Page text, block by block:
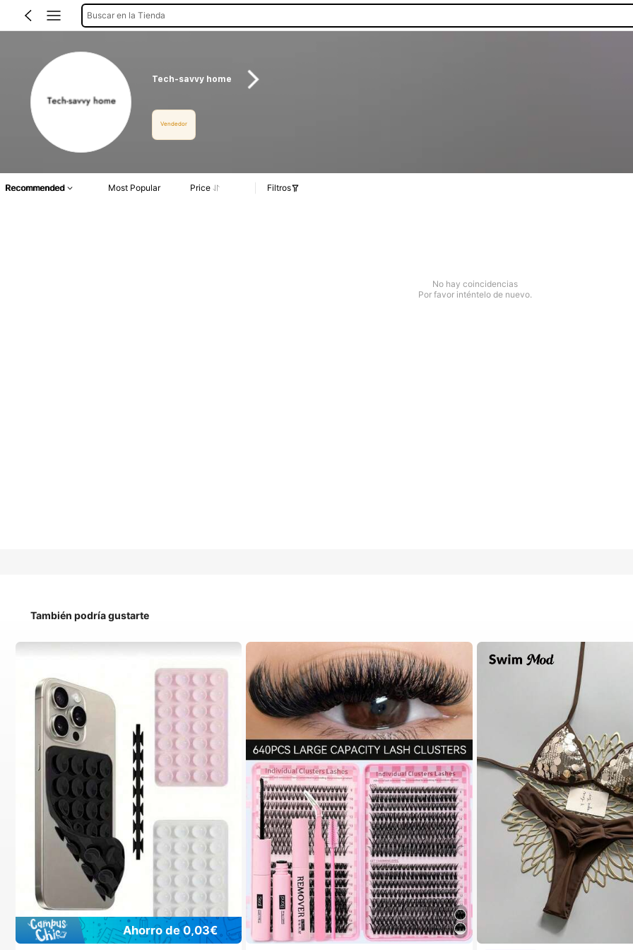
Buscar en la Tienda
Tech-savvy home
Vendedor
Recommended Most Popular Price Filtros
No hay coincidencias
Por favor inténtelo de nuevo.
También podría gustarte
Ahorro de 0,03€